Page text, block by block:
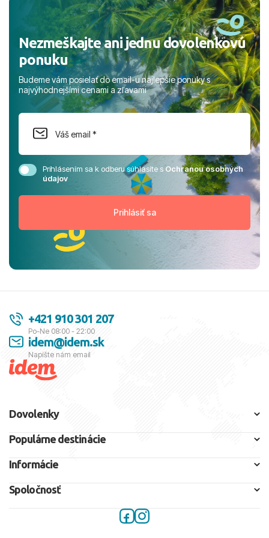
Nezmeškajte ani jednu dovolenkovú
ponuku
Budeme vám posielať do email-u najlepšie ponuky s
najvýhodnejšími cenami a zľavami
Prihlásením sa k odberu súhlasíte sOchranou osobných
údajov
+421 910 301 207
Po-Ne 08:00 - 22:00
idem@idem.sk
Napíšte nám email
Dovolenky
Populárne destinácie
Informácie
Spoločnosť